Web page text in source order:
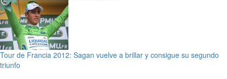
Tour de Francia 2012: Sagan vuelve a brillar y consigue su segundo
triunfo